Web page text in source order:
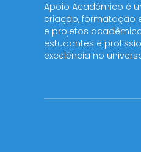
Apoio Acadêmico é
criação, formatação
e projetos
estudantes e
excelência no